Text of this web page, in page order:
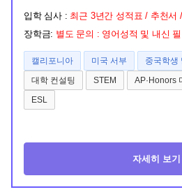
입학 심사 : 최근 3년간 성적표 / 추천서
장학금: 별도 문의 : 영어성적 및 내신
캘리포니아 미국 서부 중국학생
대학 컨설팅
STEM AP·Honors
ESL
자세히 보기